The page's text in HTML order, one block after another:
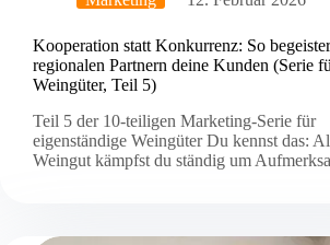
Kooperation statt Konkurrenz: So
regionalen Partnern deine Kunden (Serie
Weingüter, Teil 5)
Teil 5 der 10-teiligen Marketing-Serie für
eigenständige Weingüter Du kennst das:
Weingut kämpfst du ständig um